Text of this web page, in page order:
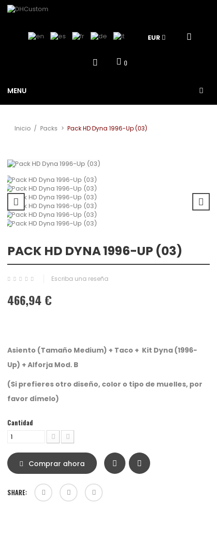
EUR
0
MENU
Inicio / Packs > Pack HD Dyna 1996-Up (03)
PACK HD DYNA 1996-UP (03)
Escriba una reseña
466,94 €
Asiento (Tamaño Medium) + Taco + Kit Dyna (1996-
Up) + Alforja Mod. B
(Si prefieres otro diseño, color o tipo de muelles, por
favor dímelo)
Cantidad
Comprar ahora
SHARE: